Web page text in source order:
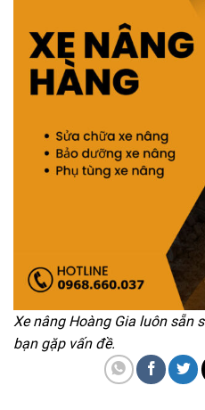
Xe nâng Hoàng Gia luôn sẵn
bạn gặp vấn đề.